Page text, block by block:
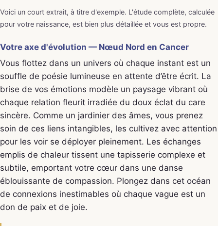
Voici un court extrait, à titre d'exemple. L'étude complète, calculée
pour votre naissance, est bien plus détaillée et vous est propre.
Votre axe d'évolution — Nœud Nord en Cancer
Vous flottez dans un univers où chaque instant est un
souffle de poésie lumineuse en attente d’être écrit. La
brise de vos émotions modèle un paysage vibrant où
chaque relation fleurit irradiée du doux éclat du care
sincère. Comme un jardinier des âmes, vous prenez
soin de ces liens intangibles, les cultivez avec attention
pour les voir se déployer pleinement. Les échanges
emplis de chaleur tissent une tapisserie complexe et
subtile, emportant votre cœur dans une danse
éblouissante de compassion. Plongez dans cet océan
de connexions inestimables où chaque vague est un
don de paix et de joie.